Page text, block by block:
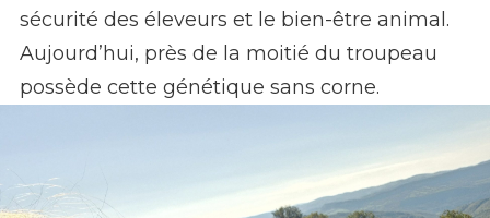
sécurité des éleveurs et le bien-être animal.
Aujourd’hui, près de la moitié du troupeau
possède cette génétique sans corne.